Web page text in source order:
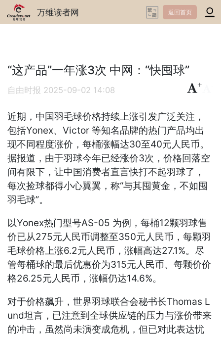
万维读者网 返回首页
“这产品”一年涨3次 中网：“快囤球”
自由时报 2025-09-02 14:08
+
近期，中国羽毛球价格持续上涨引发广泛关注，
包括Yonex、Victor 等知名品牌的热门产品均出
现不同程度涨价，每桶涨幅达30至40元人民币。
据报道，由于羽球今年已经涨价3次，价格回落空
间有限下，让中国消费者直言快打不起羽球了，
每次捡球都得小心翼翼，称“与其囤黄金，不如囤
羽毛球”。
以Yonex热门型号AS-05 为例，每桶12颗羽球售
价已从275元人民币调整至350元人民币，每颗羽
毛球价格上涨6.2元人民币，涨幅高达27.1%。尽
管每桶球的最后优惠价为315元人民币、每颗价价
格26.25元人民币，涨幅仍达14.6%。
对于价格飙升，世界羽球联合会秘书长Thomas L
und坦言，已注意到全球供应链的压力与涨价带来
的冲击，虽然尚未演变成危机，但已对此表达忧